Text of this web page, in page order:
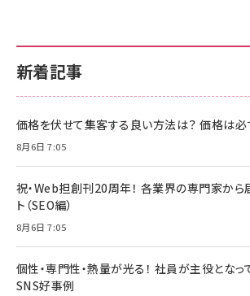
新着記事
価格を伏せて集客する良い方法は？ 価格は必
8月6日 7:05
祝・Web担創刊20周年！ 各業界の専門家から
ト（SEO編）
8月6日 7:05
個性・専門性・熱量が光る！ 社員が主役とな
SNS好事例